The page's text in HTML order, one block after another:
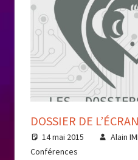
DOSSIER DE
14 mai 2015
Alain
Conférences